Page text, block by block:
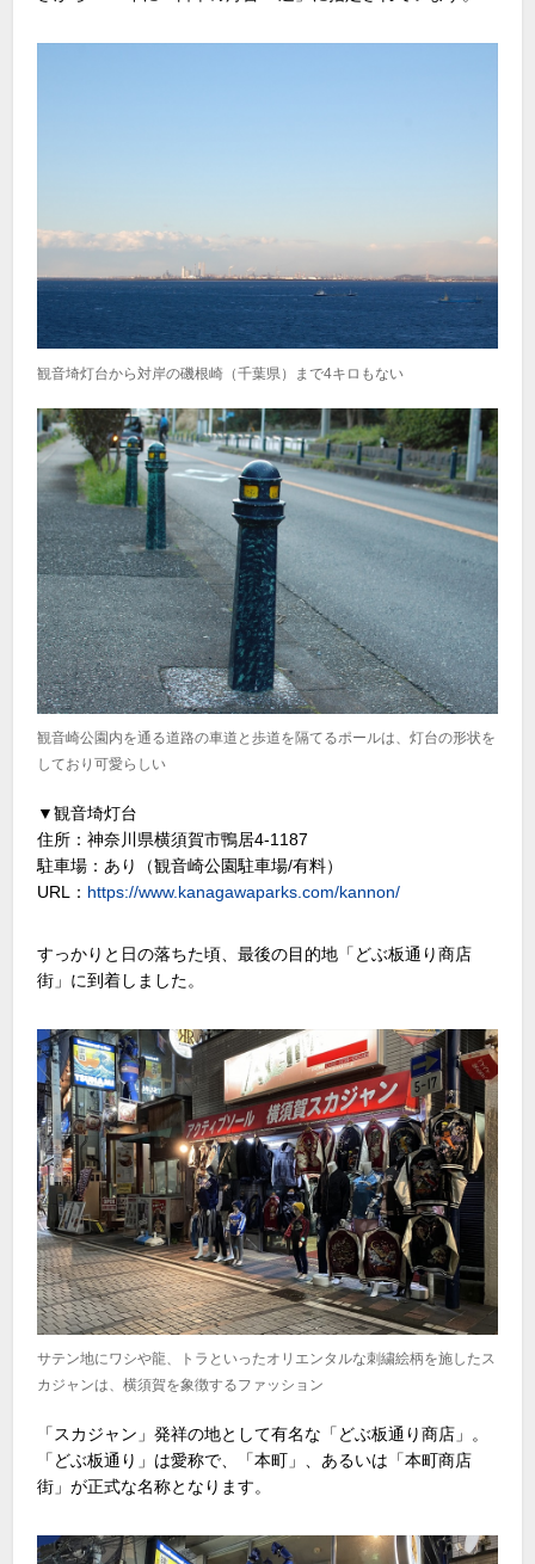
観音埼灯台から対岸の磯根崎（千葉県）まで4キロもない
観音崎公園内を通る道路の車道と歩道を隔てるポールは、灯台の形状を
しており可愛らしい
▼観音埼灯台
住所：神奈川県横須賀市鴨居4-1187
駐車場：あり（観音崎公園駐車場/有料）
URL： https://www.kanagawaparks.com/kannon/
すっかりと日の落ちた頃、最後の目的地「どぶ板通り商店
街」に到着しました。
サテン地にワシや龍、トラといったオリエンタルな刺繍絵柄を施したス
カジャンは、横須賀を象徴するファッション
「スカジャン」発祥の地として有名な「どぶ板通り商店」。
「どぶ板通り」は愛称で、「本町」、あるいは「本町商店
街」が正式な名称となります。